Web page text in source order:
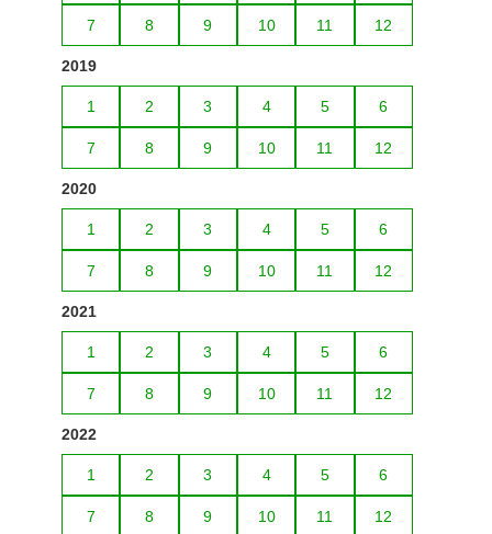
7 8 9 10 11 12
2019
1 2 3 4 5 6
7 8 9 10 11 12
2020
1 2 3 4 5 6
7 8 9 10 11 12
2021
1 2 3 4 5 6
7 8 9 10 11 12
2022
1 2 3 4 5 6
7 8 9 10 11 12